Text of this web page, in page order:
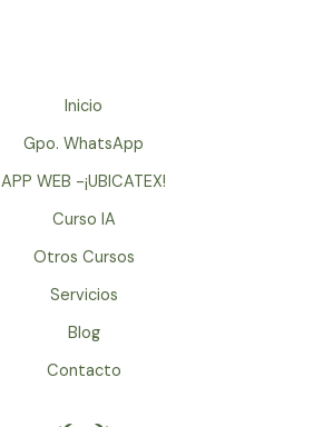
Inicio
Gpo. WhatsApp
APP WEB -¡UBICATEX!
Curso IA
Otros Cursos
Servicios
Blog
Contacto